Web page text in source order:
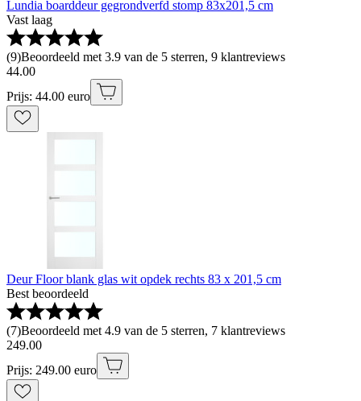
Lundia boarddeur gegrondverfd stomp 83x201,5 cm
Vast laag
(9)Beoordeeld met 3.9 van de 5 sterren, 9 klantreviews
44.00
Prijs: 44.00 euro
Deur Floor blank glas wit opdek rechts 83 x 201,5 cm
Best beoordeeld
(7)Beoordeeld met 4.9 van de 5 sterren, 7 klantreviews
249.00
Prijs: 249.00 euro